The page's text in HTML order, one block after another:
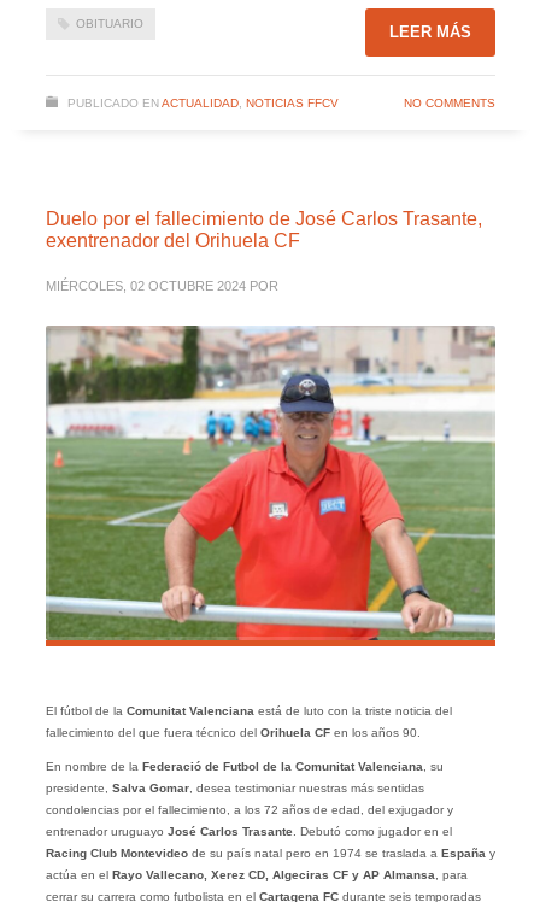
OBITUARIO LEER MÁS
PUBLICADO EN ACTUALIDAD, NOTICIAS FFCV NO COMMENTS
Duelo por el fallecimiento de José Carlos Trasante,
exentrenador del Orihuela CF
MIÉRCOLES, 02 OCTUBRE 2024 POR
El fútbol de la Comunitat Valenciana está de luto con la triste noticia del
fallecimiento del que fuera técnico del Orihuela CFen los años 90.
En nombre de la Federació de Futbol de la Comunitat Valenciana , su
presidente, Salva Gomar, desea testimoniar nuestras más sentidas
condolencias por el fallecimiento, a los 72 años de edad, del exjugador y
entrenador uruguayo José Carlos Trasante. Debutó como jugador en el
Racing Club Montevideo de su país natal pero en 1974 se traslada a España y
actúa en el Rayo Vallecano, Xerez CD, Algeciras CF y AP Almansa , para
cerrar su carrera como futbolista en el Cartagena FCdurante seis temporadas